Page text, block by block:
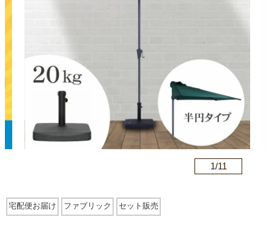
冷感寝具
ソファ
1/11
宅配便お届け ファブリック セット販売